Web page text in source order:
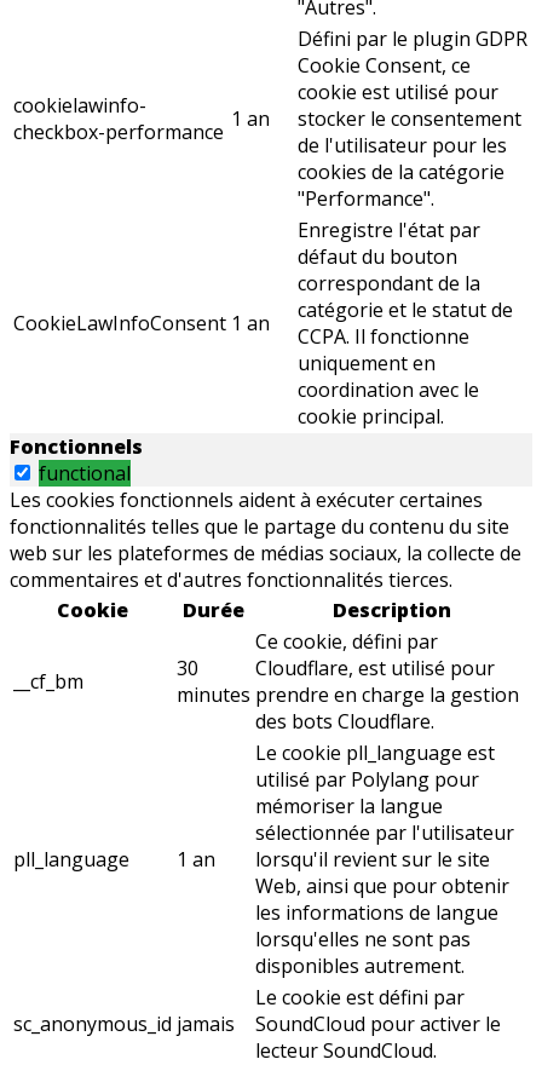
"Autres".
cookielawinfo-
checkbox-performance 1 an
Défini par le plugin GDPR
Cookie Consent, ce
cookie est utilisé pour
stocker le consentement
de l'utilisateur pour les
cookies de la catégorie
"Performance".
CookieLawInfoConsent 1 an
Enregistre l'état par
défaut du bouton
correspondant de la
catégorie et le statut de
CCPA. Il fonctionne
uniquement en
coordination avec le
cookie principal.
Fonctionnels
functional
Les cookies fonctionnels aident à exécuter certaines
fonctionnalités telles que le partage du contenu du site
web sur les plateformes de médias sociaux, la collecte de
commentaires et d'autres fonctionnalités tierces.
Cookie
Durée Description
__cf_bm
30
minutes
Ce cookie, défini par
Cloudflare, est utilisé pour
prendre en charge la gestion
des bots Cloudflare.
pll_language 1 an
Le cookie pll_language est
utilisé par Polylang pour
mémoriser la langue
sélectionnée par l'utilisateur
lorsqu'il revient sur le site
Web, ainsi que pour obtenir
les informations de langue
lorsqu'elles ne sont pas
disponibles autrement.
sc_anonymous_id jamais
Le cookie est défini par
SoundCloud pour activer le
lecteur SoundCloud.